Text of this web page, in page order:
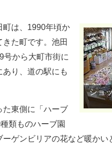
ショ
町は、1990年頃か
た町です。池田
号から大町市街に
り、道の駅にも
た東側に「ハーブ
類ものハーブ園
ゲンビリアの花など暖か